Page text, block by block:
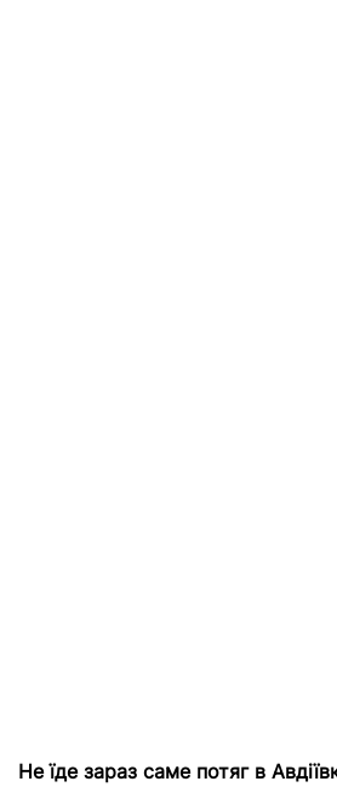
Не їде зараз саме потяг в